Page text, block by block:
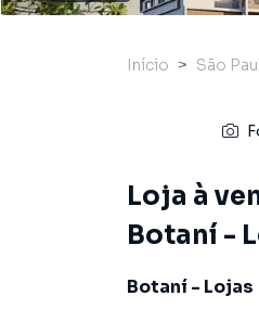
Início São
Loja à
Botaní -
Botaní - Lojas